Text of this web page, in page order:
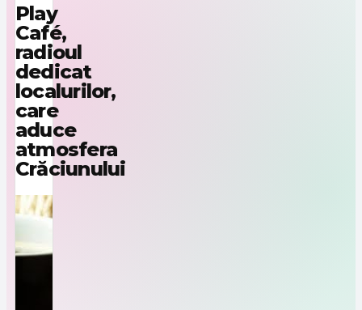
Play
Café,
radioul
dedicat
localurilor,
care
aduce
atmosfera
Crăciunului